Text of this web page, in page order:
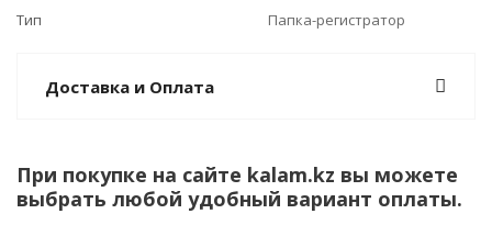
Тип
Папка-регистратор
Доставка и Оплата
При покупке на сайте kalam.kz вы можете
выбрать любой удобный вариант оплаты.